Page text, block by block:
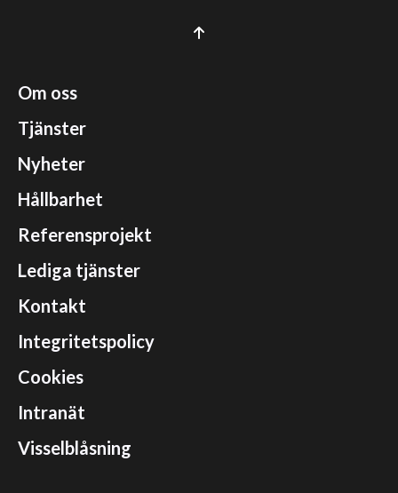
Om oss
Tjänster
Nyheter
Hållbarhet
Referensprojekt
Lediga tjänster
Kontakt
Integritetspolicy
Cookies
Intranät
Visselblåsning